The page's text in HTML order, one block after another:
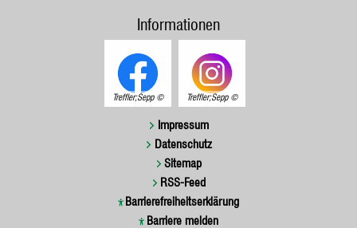
Informationen
Treffler;Sepp Treffler;Sepp
Impressum
Datenschutz
Sitemap
RSS-Feed
Barrierefreiheitserklärung
Barriere melden